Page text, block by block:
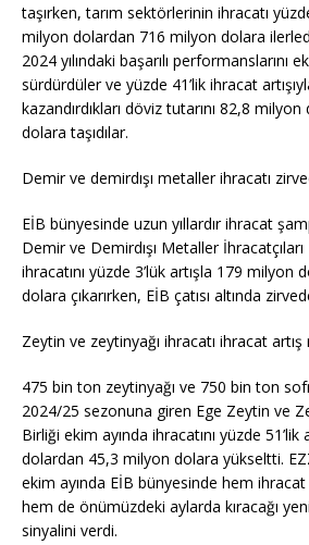
taşırken, tarım sektörlerinin ihracatı
milyon dolardan 716 milyon dolara
2024 yılındaki başarılı performanslarını
sürdürdüler ve yüzde 41’lik ihracat
kazandırdıkları döviz tutarını 82,8
dolara taşıdılar.
Demir ve demirdışı metaller ihracatı
EİB bünyesinde uzun yıllardır ihracat
Demir ve Demirdışı Metaller
ihracatını yüzde 3’lük artışla 179 milyon
dolara çıkarırken, EİB çatısı altında
Zeytin ve zeytinyağı ihracatı ihracat
475 bin ton zeytinyağı ve 750 bin ton
2024/25 sezonuna giren Ege Zeytin ve
Birliği ekim ayında ihracatını yüzde
dolardan 45,3 milyon dolara yükseltti.
ekim ayında EİB bünyesinde hem
hem de önümüzdeki aylarda kıracağı
sinyalini verdi.